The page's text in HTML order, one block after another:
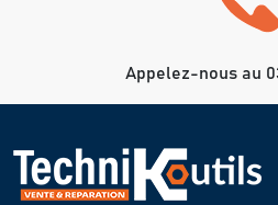
Appelez-nous au